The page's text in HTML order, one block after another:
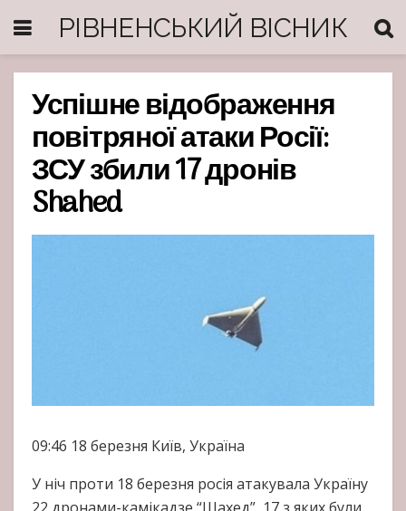
РІВНЕНСЬКИЙ ВІСНИК
Успішне відображення
повітряної атаки Росії:
ЗСУ збили 17 дронів
Shahed
09:46 18 березня Київ, Україна
У ніч проти 18 березня росія атакувала Україну